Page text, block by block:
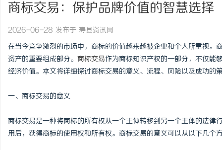
商标交易：保护品牌价值的智慧选择
2026-06-28 发布于 寿县资讯网
在当今竞争激烈的市场中，商标的价值越来越被企业和个人所重视
资产的重要组成部分。 商标交易作为商标知识产权的一部分，不仅能
经济价值。本文将详细探讨商标交易的意义、流程、风险以及成功的
一、商标交易的意义
商标交易是一种将商标的所有权从一个主体转移到另一个主体的法
用后，获得商标的使用权和所有权。商标交易的意义可以从以下几个